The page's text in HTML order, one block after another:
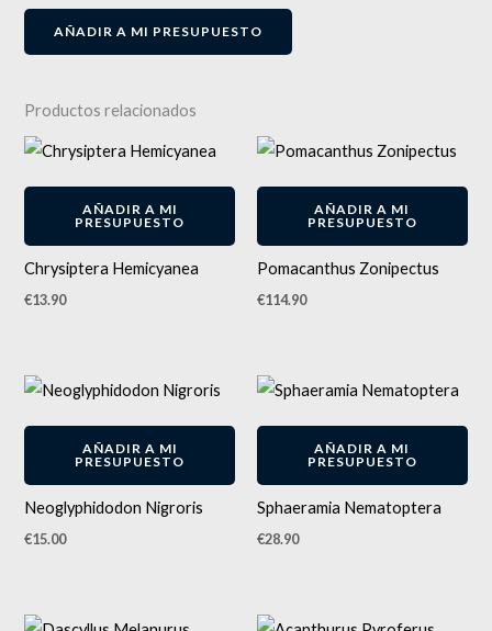
AÑADIR A MI PRESUPUESTO
Productos relacionados
AÑADIR A MI
PRESUPUESTO
Chrysiptera Hemicyanea
€13.90
AÑADIR A MI
PRESUPUESTO
Pomacanthus Zonipectus
€114.90
AÑADIR A MI
PRESUPUESTO
Neoglyphidodon Nigroris
€15.00
AÑADIR A MI
PRESUPUESTO
Sphaeramia Nematoptera
€28.90